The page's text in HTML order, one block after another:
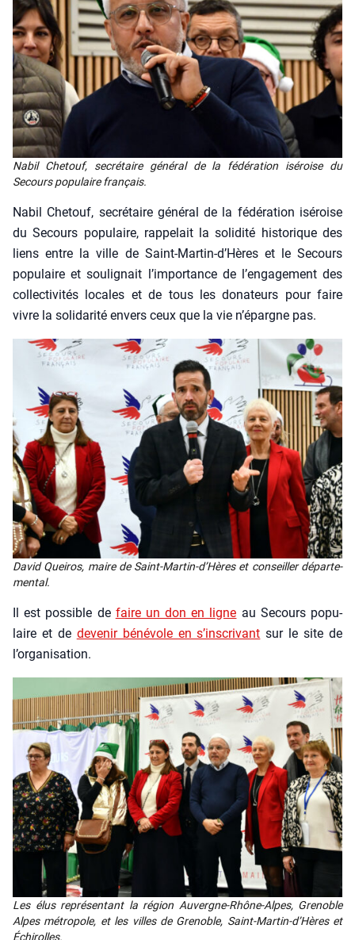
Nabil Che­touf, secré­taire géné­ral de la fédé­ra­tion isé­roise du
Secours popu­laire fran­çais.
Nabil Che­touf, secré­taire géné­ral de la fédé­ra­tion isé­roise
du Secours popu­laire, rap­pe­lait la soli­di­té his­to­rique des
liens entre la ville de Saint-Martin‑d’Hères et le Secours
popu­laire et sou­li­gnait l’importance de l’engagement des
col­lec­ti­vi­tés locales et de tous les dona­teurs pour faire
vivre la soli­da­ri­té envers ceux que la vie n’épargne pas.
David Quei­ros, maire de Saint-Mar­tin-d’Hères et conseiller dépar­te­
men­tal.
Il est pos­sible de faire un don en ligne au Secours popu­
laire et de deve­nir béné­vole en s’inscrivant sur le site de
l’organisation.
Les élus repré­sen­tant la région Auvergne-Rhône-Alpes, Gre­noble
Alpes métro­pole, et les villes de Gre­noble, Saint-Mar­tin-d’Hères et
Échi­rolles.